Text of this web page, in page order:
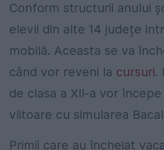
Conform structurii anului
elevii din alte 14 județe
mobilă. Aceasta se va
când vor reveni la cursuri.
de clasa a XII-a vor
viitoare cu simularea
Primii care au încheiat